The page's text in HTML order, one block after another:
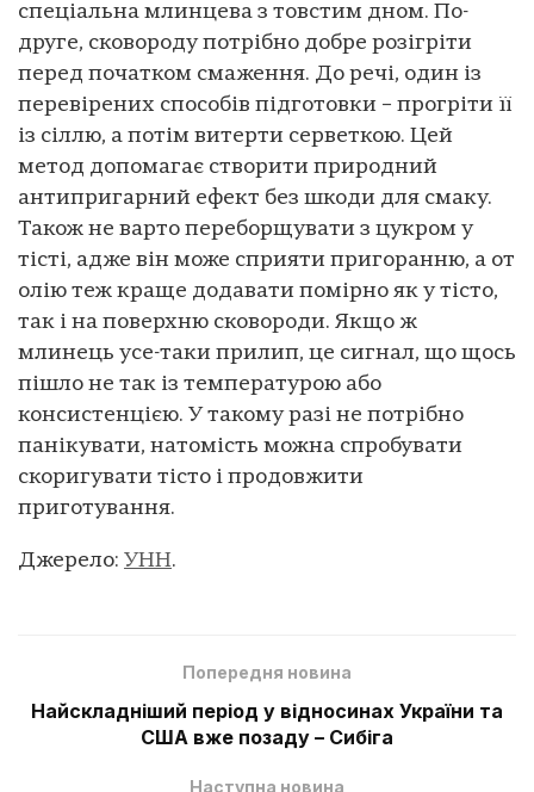
спеціальна млинцева з товстим дном. По-
друге, сковороду потрібно добре розігріти
перед початком смаження. До речі, один із
перевірених способів підготовки – прогріти її
із сіллю, а потім витерти серветкою. Цей
метод допомагає створити природний
антипригарний ефект без шкоди для смаку.
Також не варто переборщувати з цукром у
тісті, адже він може сприяти пригоранню, а от
олію теж краще додавати помірно як у тісто,
так і на поверхню сковороди. Якщо ж
млинець усе-таки прилип, це сигнал, що щось
пішло не так із температурою або
консистенцією. У такому разі не потрібно
панікувати, натомість можна спробувати
скоригувати тісто і продовжити
приготування.
Джерело: УНН.
Попередня новина
Найскладніший період у відносинах України та
США вже позаду – Сибіга
Наступна новина